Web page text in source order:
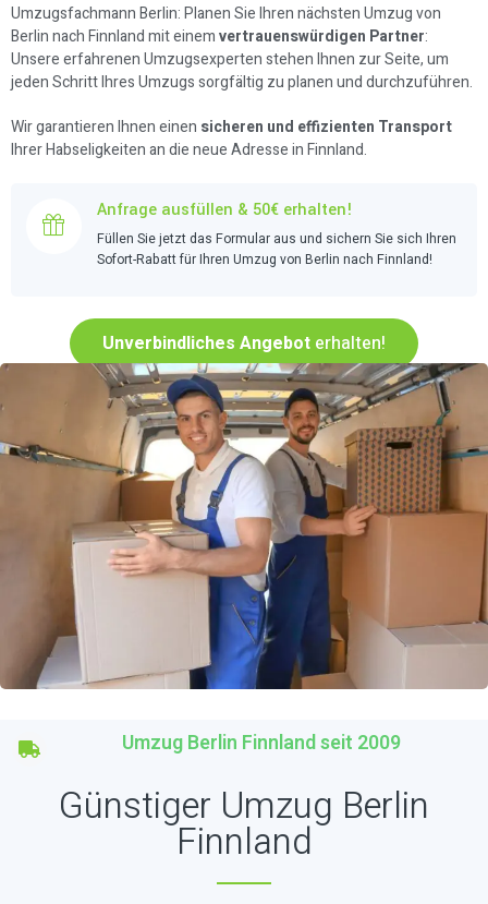
Umzugsfachmann Berlin: Planen Sie Ihren nächsten Umzug von
Berlin nach Finnland mit einemvertrauenswürdigen Partner:
Unsere erfahrenen Umzugsexperten stehen Ihnen zur Seite, um
jeden Schritt Ihres Umzugs sorgfältig zu planen und durchzuführen.
Wir garantieren Ihnen einen sicheren und effizienten Transport
Ihrer Habseligkeiten an die neue Adresse in Finnland.
Anfrage ausfüllen & 50€ erhalten!
Füllen Sie jetzt das Formular aus und sichern Sie sich Ihren
Sofort-Rabatt für Ihren Umzug von Berlin nach Finnland!
Unverbindliches Angebot erhalten!
Umzug Berlin Finnland seit 2009
Günstiger Umzug Berlin
Finnland